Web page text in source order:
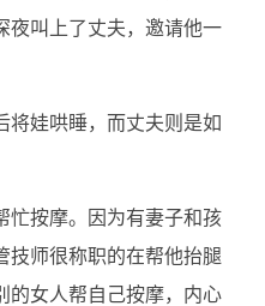
夜叫上了丈夫，邀请他一
将娃哄睡，而丈夫则是如
忙按摩。因为有妻子和孩
技师很称职的在帮他抬腿
的女人帮自己按摩，内心